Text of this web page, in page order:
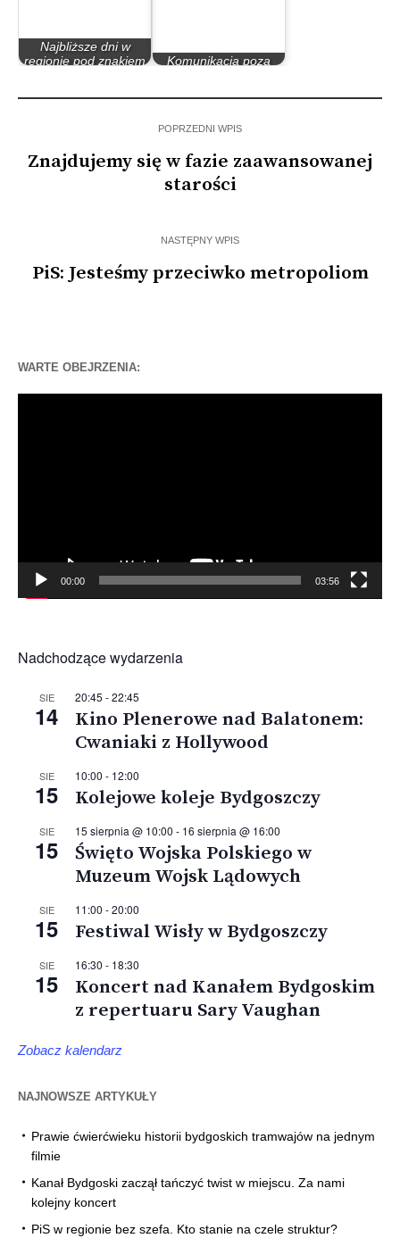
Najbliższe dni w
regionie pod znakiem
Komunikacja poza
POPRZEDNI WPIS
Znajdujemy się w fazie zaawansowanej
starości
NASTĘPNY WPIS
PiS: Jesteśmy przeciwko metropoliom
WARTE OBEJRZENIA:
00:00 03:56
Nadchodzące wydarzenia
SIE
14
20:45 -22:45
Kino Plenerowe nad Balatonem:
Cwaniaki z Hollywood
SIE
15
10:00 - 12:00
Kolejowe koleje Bydgoszczy
SIE
15
15 sierpnia @ 10:00 - 16 sierpnia @ 16:00
Święto Wojska Polskiego w
Muzeum Wojsk Lądowych
SIE
15
11:00 -20:00
Festiwal Wisły w Bydgoszczy
SIE
15
16:30 - 18:30
Koncert nad Kanałem Bydgoskim
z repertuaru Sary Vaughan
Zobacz kalendarz
NAJNOWSZE ARTYKUŁY
Prawie ćwierćwieku historii bydgoskich tramwajów na jednym
filmie
Kanał Bydgoski zaczął tańczyć twist w miejscu. Za nami
kolejny koncert
PiS w regionie bez szefa. Kto stanie na czele struktur?